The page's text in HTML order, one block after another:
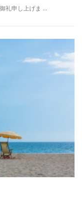
礼申し上げま …